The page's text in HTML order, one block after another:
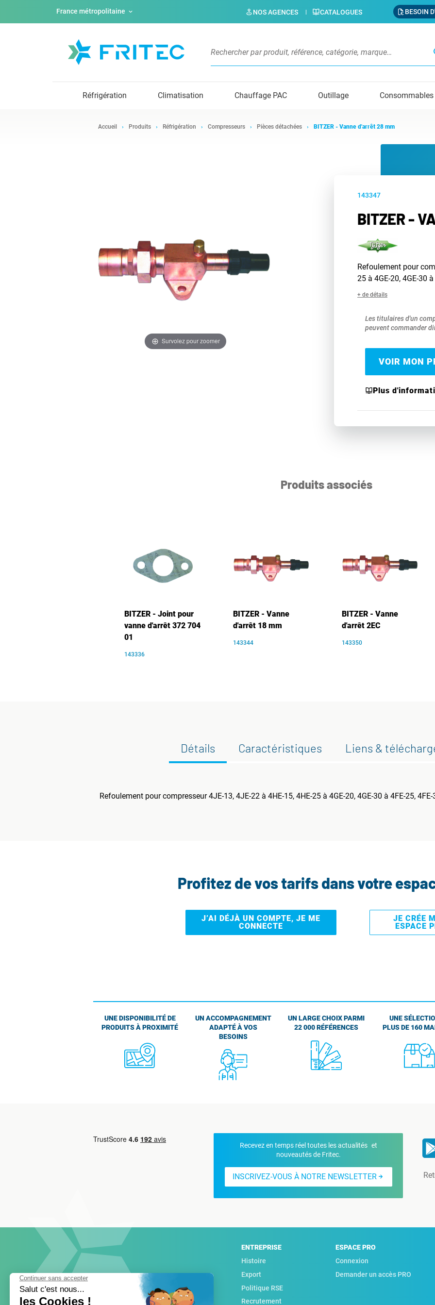
France métropolitaine NOS AGENCES CATALOGUES BESOIN
Réfrigération Climatisation Chauffage PAC Outillage Consommables
Accueil Produits Réfrigération Compresseurs Pièces détachées BITZER - Vanne d'arrêt 28 mm
Survolez pour zoomer
143347
BITZER -
Refoulement pour
25 à 4GE-20, 4GE-30
+ de détails
Les titulaires d'un
peuvent commander
VOIR MON
Plus
Produits associés
BITZER - Joint pour
vanne d'arrêt 372 704
01
143336
BITZER - Vanne
d'arrêt 18 mm
143344
BITZER - Vanne
d'arrêt 2EC
143350
Détails Caractéristiques Liens &
Refoulement pour compresseur 4JE-13, 4JE-22 à 4HE-15, 4HE-25 à 4GE-20, 4GE-30 à 4FE-25, 4FE-
Profitez de vos tarifs dans votre
J’AI DÉJÀ UN COMPTE, JE ME
CONNECTE
JE CRÉE
ESPACE
UNE DISPONIBILITÉ DE
PRODUITS À PROXIMITÉ
UN ACCOMPAGNEMENT
ADAPTÉ À VOS
BESOINS
UN LARGE CHOIX PARMI
22 000 RÉFÉRENCES
UNE
PLUS DE 160
Recevez en temps réel toutes les actualités et
nouveautés de Fritec.
INSCRIVEZ-VOUS À NOTRE NEWSLETTER
ENTREPRISE
Histoire
Export
Politique RSE
Recrutement
ESPACE PRO
Connexion
Demander un accès PRO